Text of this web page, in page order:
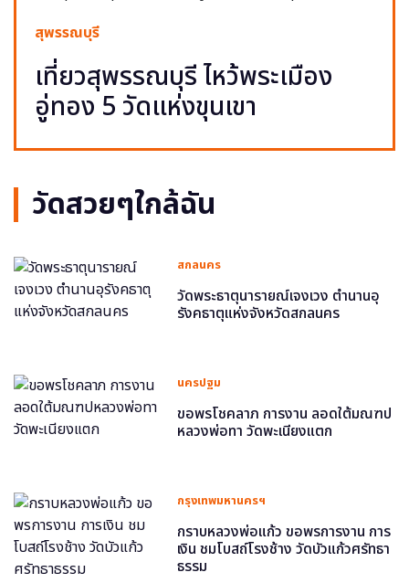
สุพรรณบุรี
เที่ยวสุพรรณบุรี ไหว้พระเมือง
อู่ทอง 5 วัดแห่งขุนเขา
วัดสวยๆใกล้ฉัน
สกลนคร
วัดพระธาตุนารายณ์เจงเวง ตำนานอุ
รังคธาตุแห่งจังหวัดสกลนคร
นครปฐม
ขอพรโชคลาภ การงาน ลอดใต้มณฑป
หลวงพ่อทา วัดพะเนียงแตก
กรุงเทพมหานครฯ
กราบหลวงพ่อแก้ว ขอพรการงาน การ
เงิน ชมโบสถ์โรงช้าง วัดบัวแก้วศรัทธา
ธรรม